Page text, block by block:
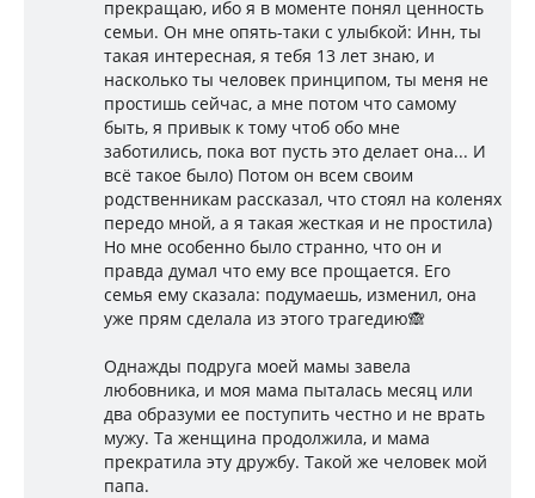
прекращаю, ибо я в моменте понял ценность
семьи. Он мне опять-таки с улыбкой: Инн, ты
такая интересная, я тебя 13 лет знаю, и
насколько ты человек принципом, ты меня не
простишь сейчас, а мне потом что самому
быть, я привык к тому чтоб обо мне
заботились, пока вот пусть это делает она... И
всё такое было) Потом он всем своим
родственникам рассказал, что стоял на коленях
передо мной, а я такая жесткая и не простила)
Но мне особенно было странно, что он и
правда думал что ему все прощается. Его
семья ему сказала: подумаешь, изменил, она
уже прям сделала из этого трагедию🙈
Однажды подруга моей мамы завела
любовника, и моя мама пыталась месяц или
два образуми ее поступить честно и не врать
мужу. Та женщина продолжила, и мама
прекратила эту дружбу. Такой же человек мой
папа.